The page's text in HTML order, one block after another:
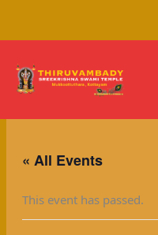
content
« All Events
This event has passed.